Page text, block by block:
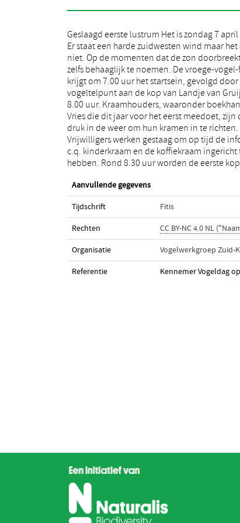
Geslaagd eerste lustrum Het is zondag 7 april
Er staat een harde zuidwesten wind maar
niet. Op de momenten dat de zon
zelfs behaaglijk te noemen. De vroege-
krijgt om 7.00 uur het startsein, gevolgd door
vogeltelpunt aan de kop van Landje van
8.00 uur. Kraamhouders, waaronder
Vries die dit jaar voor het eerst meedoet, zijn
druk in de weer om hun kramen in te richten.
Vrijwilligers werken gestaag om op tijd de
c.q. kinderkraam en de koffiekraam ingericht
hebben. Rond 8.30 uur worden de eerste
koffie geschonken. Het team
aantal bezoekers gedurende de dag
klaar met hun telboekjes. Hoewel bezoekers
dag binnendruppelen zien we een piek
’s ochtends en 1 uur ’s middags met meer dan
bezoekers; een 2de piek wordt zichtbaar
uur met bijna 100 bezoekers. Aan het eind van
hebben zij bijna 500 bezoekers geteld
150 kinderen (30%). Het is niet té druk wat we als
organisatie toejuichen want zo kan
Aanvullende gegevens
Tijdschrift Fitis
Rechten CC BY-NC 4.0 NL
Organisatie Vogelwerkgroep Zuid-
Referentie Kennemer Vogeldag